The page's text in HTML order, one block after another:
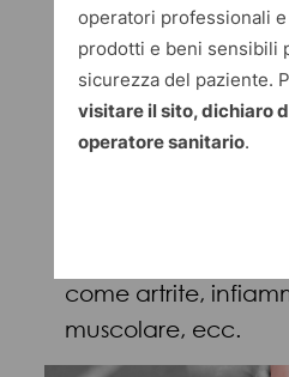
Dispotech Media
28 luglio 2022
Impacchi a base di
ghiaccio – ma
genere, come ti
questo articolo –
come artrite,
muscolare, ecc.
operatori professionali
prodotti e beni sensibili
sicurezza del paziente.
visitare il sito, dichiaro
operatore sanitario.